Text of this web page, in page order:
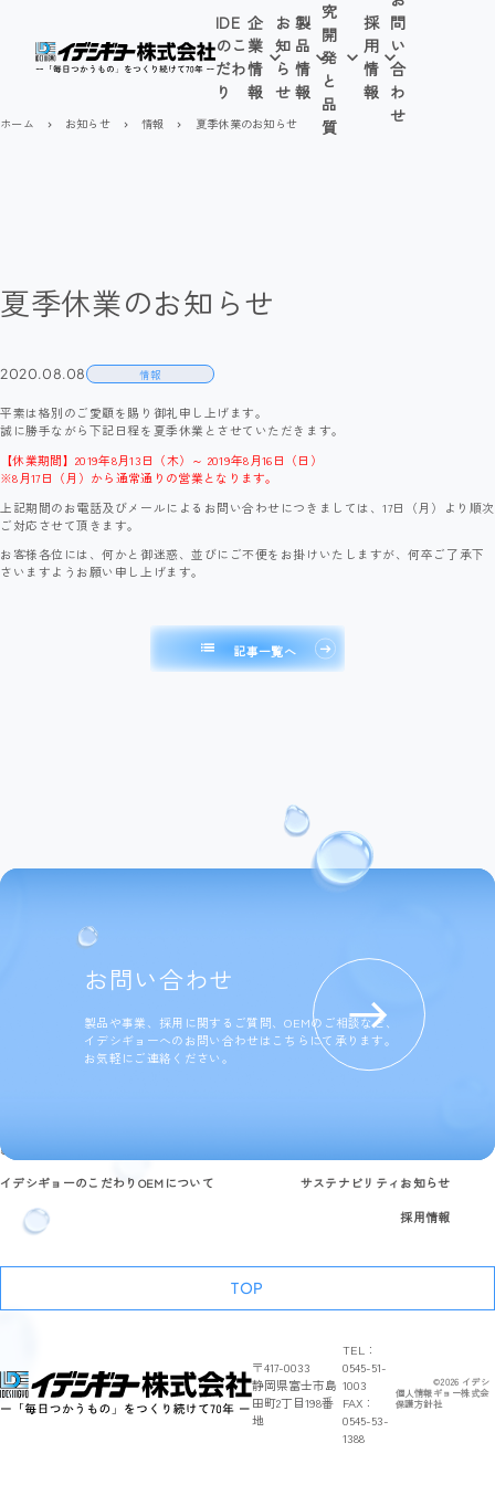
IDE
のこ
だわ
り
企
業
情
報
お
知
ら
せ
製
品
情
報
究
開
発
と
品
質
採
用
情
報
問
い
合
わ
せ
ホーム navigate_next お知らせ navigate_next 情報 navigate_next 夏季休業のお知らせ
夏季休業のお知らせ
2020.08.08 情報
平素は格別のご愛顧を賜り御礼申し上げます。
誠に勝手ながら下記日程を夏季休業とさせていただきます。
【休業期間】2019年8月13日（木）～ 2019年8月16日（日）
※8月17日（月）から通常通りの営業となります。
上記期間のお電話及びメールによるお問い合わせにつきましては、17日（月）より順次
ご対応させて頂きます。
お客様各位には、何かと御迷惑、並びにご不便をお掛けいたしますが、何卒ご了承下
さいますようお願い申し上げます。
list 記事一覧へ
お問い合わせ
製品や事業、採用に関するご質問、OEMのご相談など、
イデシギョーへのお問い合わせはこちらにて承ります。
お気軽にご連絡ください。
製品情報
イデシギョーのこだわりOEMについて
サステナビリティ お知らせ
採用情報
TOP
〒417-0033
静岡県富士市島
田町2丁目198番
地
TEL：
0545-51-
1003
FAX：
0545-53-
1388
個人情報
保護方針
©2026 イデシ
ギョー株式会
社